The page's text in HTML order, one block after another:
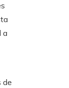
a
de